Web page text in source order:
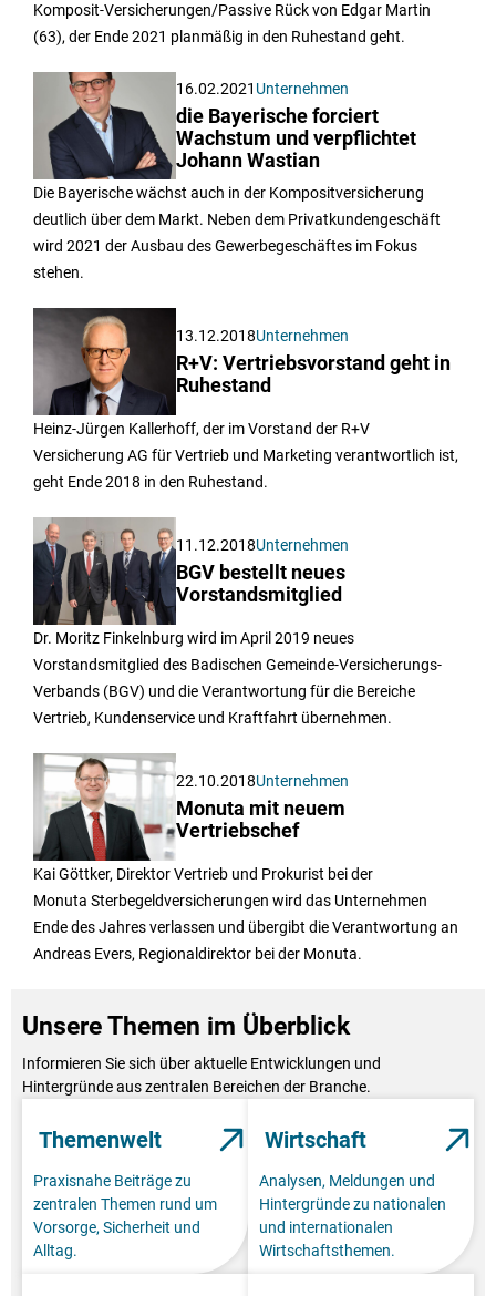
Komposit-Versicherungen/Passive Rück von Edgar Martin
(63), der Ende 2021 planmäßig in den Ruhestand geht.
16.02.2021 Unternehmen
die Bayerische forciert
Wachstum und verpflichtet
Johann Wastian
Die Bayerische wächst auch in der Kompositversicherung
deutlich über dem Markt. Neben dem Privatkundengeschäft
wird 2021 der Ausbau des Gewerbegeschäftes im Fokus
stehen.
13.12.2018Unternehmen
R+V: Vertriebsvorstand geht in
Ruhestand
Heinz-Jürgen Kallerhoff, der im Vorstand der R+V
Versicherung AG für Vertrieb und Marketing verantwortlich ist,
geht Ende 2018 in den Ruhestand.
11.12.2018Unternehmen
BGV bestellt neues
Vorstandsmitglied
Dr. Moritz Finkelnburg wird im April 2019 neues
Vorstandsmitglied des Badischen Gemeinde-Versicherungs-
Verbands (BGV) und die Verantwortung für die Bereiche
Vertrieb, Kundenservice und Kraftfahrt übernehmen.
22.10.2018Unternehmen
Monuta mit neuem
Vertriebschef
Kai Göttker, Direktor Vertrieb und Prokurist bei der
Monuta Sterbegeldversicherungen wird das Unternehmen
Ende des Jahres verlassen und übergibt die Verantwortung an
Andreas Evers, Regionaldirektor bei der Monuta.
Unsere Themen im Überblick
Informieren Sie sich über aktuelle Entwicklungen und
Hintergründe aus zentralen Bereichen der Branche.
Themenwelt
Praxisnahe Beiträge zu
zentralen Themen rund um
Vorsorge, Sicherheit und
Alltag.
Wirtschaft
Analysen, Meldungen und
Hintergründe zu nationalen
und internationalen
Wirtschaftsthemen.